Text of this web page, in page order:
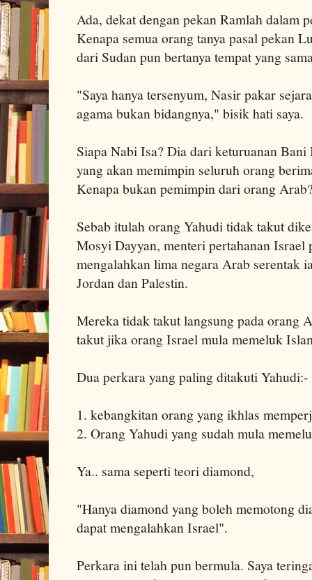
Ada, dekat dengan pekan Ramlah dalam
Kenapa semua orang tanya pasal pekan
dari Sudan pun bertanya tempat yang
"Saya hanya tersenyum, Nasir pakar
agama bukan bidangnya," bisik hati saya.
Siapa Nabi Isa? Dia dari keturuanan
yang akan memimpin seluruh orang
Kenapa bukan pemimpin dari orang
Sebab itulah orang Yahudi tidak takut
Mosyi Dayyan, menteri pertahanan Israel
mengalahkan lima negara Arab serentak
Jordan dan Palestin.
Mereka tidak takut langsung pada orang
takut jika orang Israel mula memeluk
Dua perkara yang paling ditakuti Yahudi:-
1. kebangkitan orang yang ikhlas
2. Orang Yahudi yang sudah mula
Ya.. sama seperti teori diamond,
"Hanya diamond yang boleh memotong
dapat mengalahkan Israel".
Perkara ini telah pun bermula. Saya